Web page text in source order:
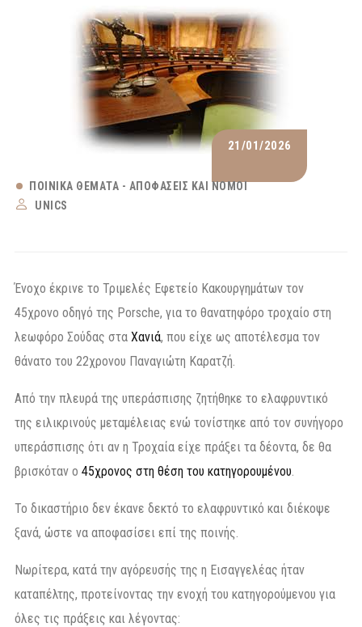
21/01/2026
ΠΟΙΝΙΚΆ ΘΈΜΑΤΑ - ΑΠΟΦΆΣΕΙΣ ΚΑΙ ΝΌΜΟΙ
UNICS
Ένοχο έκρινε το Τριμελές Εφετείο Κακουργημάτων τον
45χρονο οδηγό της Porsche, για το θανατηφόρο τροχαίο στη
λεωφόρο Σούδας στα Χανιά, που είχε ως αποτέλεσμα τον
θάνατο του 22χρονου Παναγιώτη Καρατζή.
Από την πλευρά της υπεράσπισης ζητήθηκε το ελαφρυντικό
της ειλικρινούς μεταμέλειας ενώ τονίστηκε από τον συνήγορο
υπεράσπισης ότι αν η Τροχαία είχε πράξει τα δέοντα, δε θα
βρισκόταν ο 45χρονος στη θέση του κατηγορουμένου
Το δικαστήριο δεν έκανε δεκτό το ελαφρυντικό και διέκοψε
ξανά, ώστε να αποφασίσει επί της ποινής.
Νωρίτερα, κατά την αγόρευσής της η Εισαγγελέας ήταν
καταπέλτης, προτείνοντας την ενοχή του κατηγορούμενου για
όλες τις πράξεις και λέγοντας: